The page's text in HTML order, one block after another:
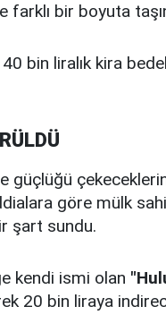
bir boyuta
bin liralık kira
güçlüğü
göre mülk
şart sundu.
kendi ismi olan
20 bin liraya